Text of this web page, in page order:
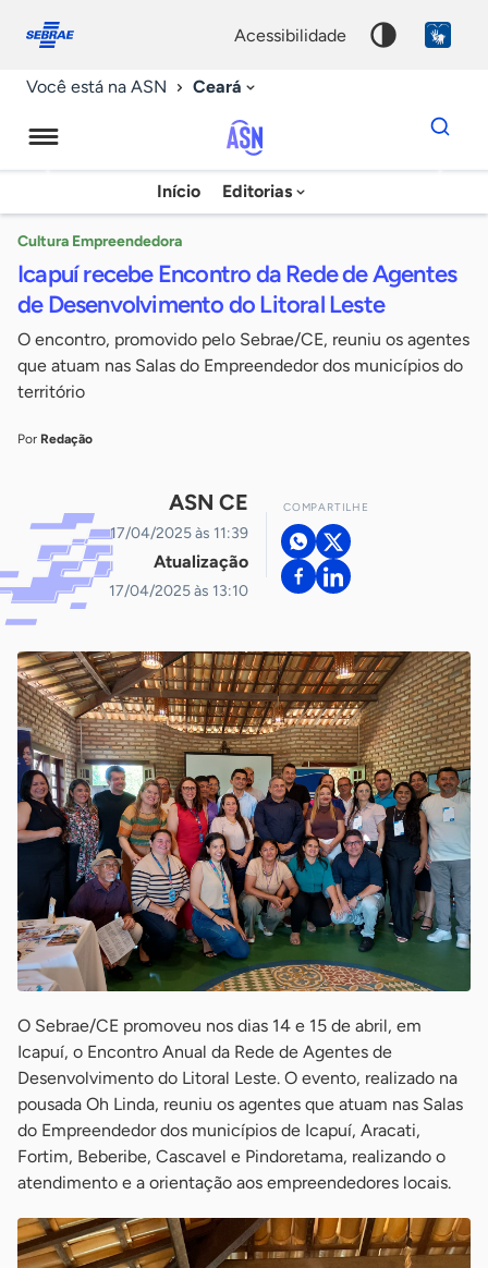
conosco
acessibilidade
Você está na ASN Ceará
Agência
Sebrae
Notícias
Início Editorias
Dados
para
chave
Cultura Empreendedora
Icapuí recebe Encontro da Rede de Agentes
de Desenvolvimento do Litoral Leste
O encontro, promovido pelo Sebrae/CE, reuniu os agentes
que atuam nas Salas do Empreendedor dos municípios do
território
Por Redação
ASN CE
17/04/2025 às 11:39
Atualização
17/04/2025 às 13:10
COMPARTILHE
O Sebrae/CE promoveu nos dias 14 e 15 de abril, em
Icapuí, o Encontro Anual da Rede de Agentes de
Desenvolvimento do Litoral Leste. O evento, realizado na
pousada Oh Linda, reuniu os agentes que atuam nas Salas
do Empreendedor dos municípios de Icapuí, Aracati,
Fortim, Beberibe, Cascavel e Pindoretama, realizando o
atendimento e a orientação aos empreendedores locais.